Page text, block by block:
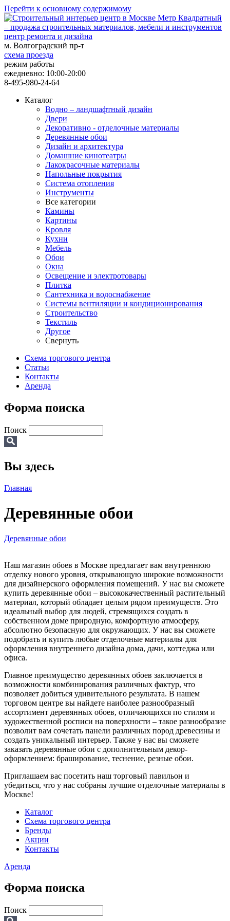
Перейти к основному содержимому
центр ремонта и дизайна
м. Волгоградский пр-т
схема проезда
режим работы
ежедневно: 10:00-20:00
8-495-980-24-64
Каталог
Водно – ландшафтный дизайн
Двери
Декоративно - отделочные материалы
Деревянные обои
Дизайн и архитектура
Домашние кинотеатры
Лакокрасочные материалы
Напольные покрытия
Система отопления
Инструменты
Все категории
Камины
Картины
Кровля
Кухни
Мебель
Обои
Окна
Освещение и электротовары
Плитка
Сантехника и водоснабжение
Системы вентиляции и кондиционирования
Строительство
Текстиль
Другое
Свернуть
Схема торгового центра
Статьи
Контакты
Аренда
Форма поиска
Поиск
Вы здесь
Главная
Деревянные обои
Деревянные обои
Наш магазин обоев в Москве предлагает вам внутреннюю
отделку нового уровня, открывающую широкие возможности
для дизайнерского оформления помещений. У нас вы сможете
купить деревянные обои – высококачественный растительный
материал, который обладает целым рядом преимуществ. Это
идеальный выбор для людей, стремящихся создать в
собственном доме природную, комфортную атмосферу,
абсолютно безопасную для окружающих. У нас вы сможете
подобрать и купить любые отделочные материалы для
оформления внутреннего дизайна дома, дачи, коттеджа или
офиса.
Главное преимущество деревянных обоев заключается в
возможности комбинирования различных фактур, что
позволяет добиться удивительного результата. В нашем
торговом центре вы найдете наиболее разнообразный
ассортимент деревянных обоев, отличающихся по стилям и
художественной росписи на поверхности – такое разнообразие
позволит вам сочетать панели различных пород древесины и
создать уникальный интерьер. Также у нас вы сможете
заказать деревянные обои с дополнительным декор-
оформлением: браширование, теснение, резные обои.
Приглашаем вас посетить наш торговый павильон и
убедиться, что у нас собраны лучшие отделочные материалы в
Москве!
Каталог
Схема торгового центра
Бренды
Акции
Контакты
Аренда
Форма поиска
Поиск